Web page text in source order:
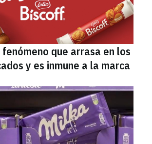
que arrasa en los
y es inmune a la marca